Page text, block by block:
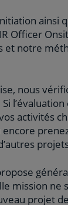
ainsi
Officer
et notre
nous
activités
mission
projet